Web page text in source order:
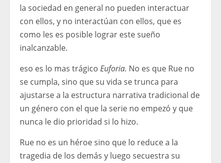
la sociedad en general no pueden interactuar
con ellos, y no interactúan con ellos, que es
como les es posible lograr este sueño
inalcanzable.
eso es lo mas trágico Euforia. No es que Rue no
se cumpla, sino que su vida se trunca para
ajustarse a la estructura narrativa tradicional de
un género con el que la serie no empezó y que
nunca le dio prioridad si lo hizo.
Rue no es un héroe sino que lo reduce a la
tragedia de los demás y luego secuestra su